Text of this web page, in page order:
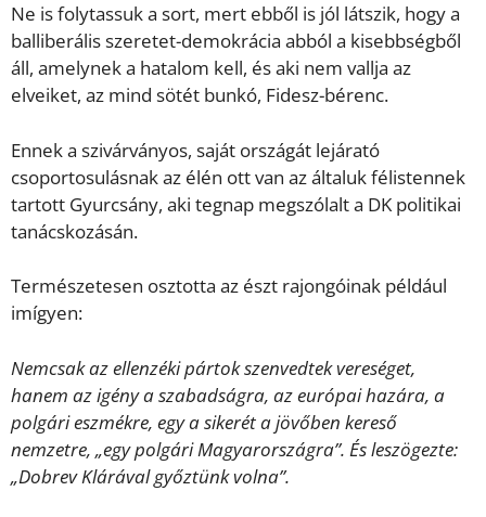
Ne is folytassuk a sort, mert ebből is jól látszik, hogy a
balliberális szeretet-demokrácia abból a kisebbségből
áll, amelynek a hatalom kell, és aki nem vallja az
elveiket, az mind sötét bunkó, Fidesz-bérenc.
Ennek a szivárványos, saját országát lejárató
csoportosulásnak az élén ott van az általuk félistennek
tartott Gyurcsány, aki tegnap megszólalt a DK politikai
tanácskozásán.
Természetesen osztotta az észt rajongóinak például
imígyen:
Nemcsak az ellenzéki pártok szenvedtek vereséget,
hanem az igény a szabadságra, az európai hazára, a
polgári eszmékre, egy a sikerét a jövőben kereső
nemzetre, „egy polgári Magyarországra”. És leszögezte:
„Dobrev Klárával győztünk volna”.